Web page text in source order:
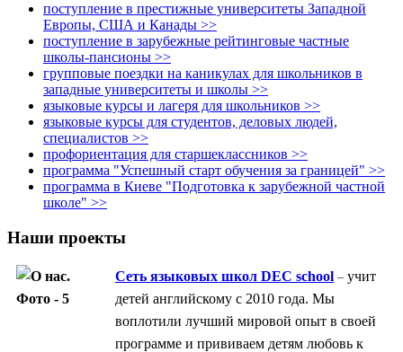
поступление в престижные университеты Западной
Европы, США и Канады >>
поступление в зарубежные рейтинговые частные
школы-пансионы >>
групповые поездки на каникулах для школьников в
западные университеты и школы >>
языковые курсы и лагеря для школьников >>
языковые курсы для студентов, деловых людей,
специалистов >>
профориентация для старшеклассников >>
программа "Успешный старт обучения за границей" >>
программа в Киеве "Подготовка к зарубежной частной
школе" >>
Наши проекты
Сеть языковых школ DEC school – учит
детей английскому с 2010 года. Мы
воплотили лучший мировой опыт в своей
программе и прививаем детям любовь к